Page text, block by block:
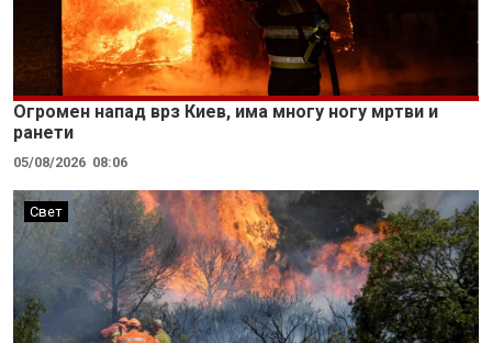
Огромен напад врз Киев, има многу ногу мртви и
ранети
05/08/2026 08:06
Свет